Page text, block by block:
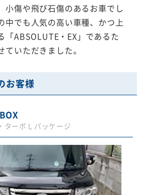
小傷や飛び石傷のあるお車でし
中でも人気の高い車種、かつ上
「ABSOLUTE・EX」であるた
いただきました。
お客様
ターボＬパッケージ